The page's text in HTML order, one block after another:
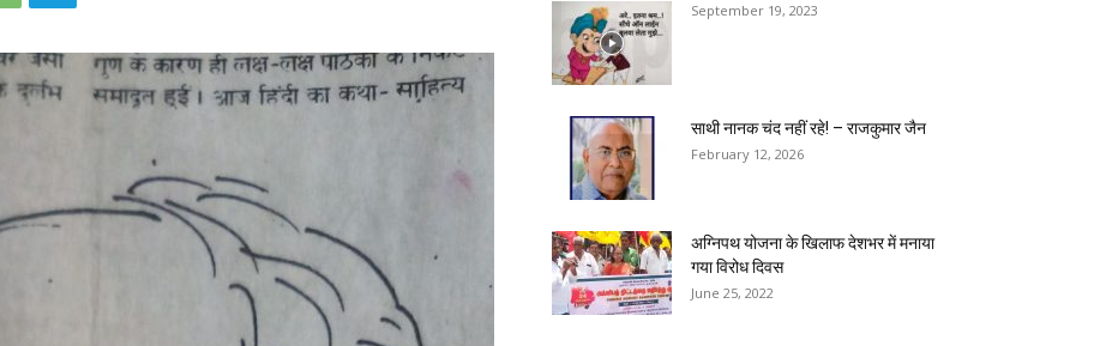
September 19, 2023
साथी नानक चंद नहीं रहे! – राजकुमार जैन
February 12, 2026
अग्निपथ योजना के खिलाफ देशभर में मनाया
गया विरोध दिवस
June 25, 2022